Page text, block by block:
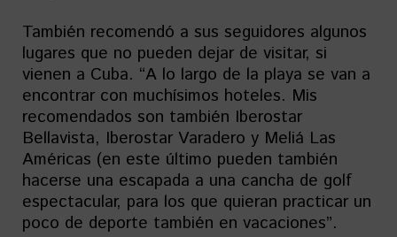
También recomendó a sus seguidores algunos
lugares que no pueden dejar de visitar, si
vienen a Cuba. “A lo largo de la playa se van a
encontrar con muchísimos hoteles. Mis
recomendados son también Iberostar
Bellavista, Iberostar Varadero y Meliá Las
Américas (en este último pueden también
hacerse una escapada a una cancha de golf
espectacular, para los que quieran practicar un
poco de deporte también en vacaciones”.